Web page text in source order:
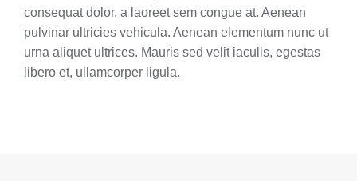
consequat dolor, a laoreet sem congue at. Aenean
pulvinar ultricies vehicula. Aenean elementum nunc ut
urna aliquet ultrices. Mauris sed velit iaculis, egestas
libero et, ullamcorper ligula.